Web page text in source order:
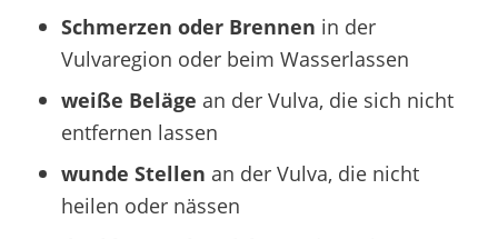
Schmerzen oder Brennen in der
Vulvaregion oder beim Wasserlassen
weiße Beläge an der Vulva, die sich nicht
entfernen lassen
wunde Stellen an der Vulva, die nicht
heilen oder nässen